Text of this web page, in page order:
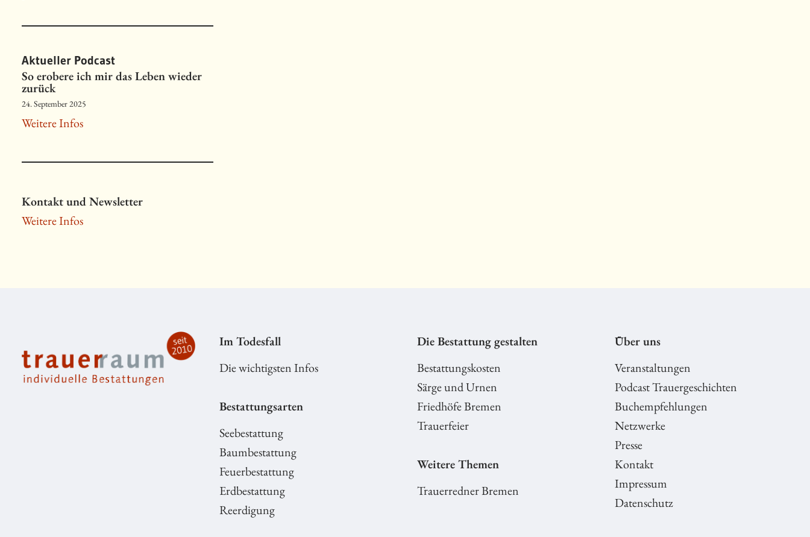
Aktueller Podcast
So erobere ich mir das Leben wieder
zurück
24. September 2025
Weitere Infos
Kontakt und Newsletter
Weitere Infos
Im Todesfall
Die wichtigsten Infos
Bestattungsarten
Seebestattung
Baumbestattung
Feuerbestattung
Erdbestattung
Reerdigung
Die Bestattung gestalten
Bestattungskosten
Särge und Urnen
Friedhöfe Bremen
Trauerfeier
Weitere Themen
Trauerredner Bremen
Über uns
Veranstaltungen
Podcast Trauergeschichten
Buchempfehlungen
Netzwerke
Presse
Kontakt
Impressum
Datenschutz